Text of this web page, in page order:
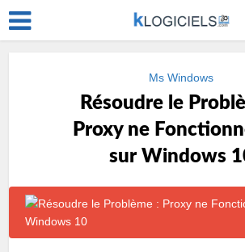
Ms Windows
Résoudre le
Proxy ne
sur Windows